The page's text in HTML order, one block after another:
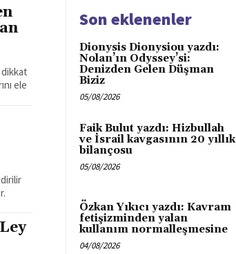
ele
Son eklenenler
Dionysis Dionysiou yazdı:
Nolan’ın Odyssey’si:
Denizden Gelen Düşman
Biziz
05/08/2026
Faik Bulut yazdı: Hizbullah
ve İsrail kavgasının 20 yıllık
bilançosu
05/08/2026
Özkan Yıkıcı yazdı: Kavram
fetişizminden yalan
kullanım normalleşmesine
04/08/2026